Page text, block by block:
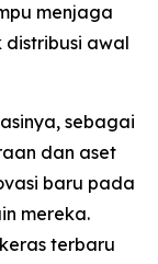
menjaga
awal
sebagai
dan aset
baru pada
mereka.
terbaru